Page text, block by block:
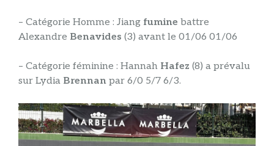
– Catégorie Homme : Jiang fumine battre
Alexandre Benavides (3) avant le 01/06 01/06
– Catégorie féminine : Hannah Hafez (8) a prévalu
sur Lydia Brennan par 6/0 5/7 6/3.